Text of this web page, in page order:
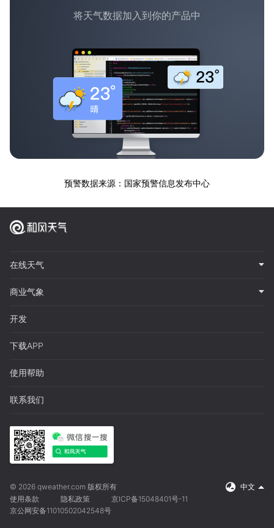
将天气数据加入到你的产品中
预警数据来源：国家预警信息发布中心
在线天气
商业气象
开发
下载APP
使用帮助
联系我们
© 2026 qweather.com 版权所有
中文
使用条款
隐私政策
京ICP备15048401号-11
京公网安备11010502042548号